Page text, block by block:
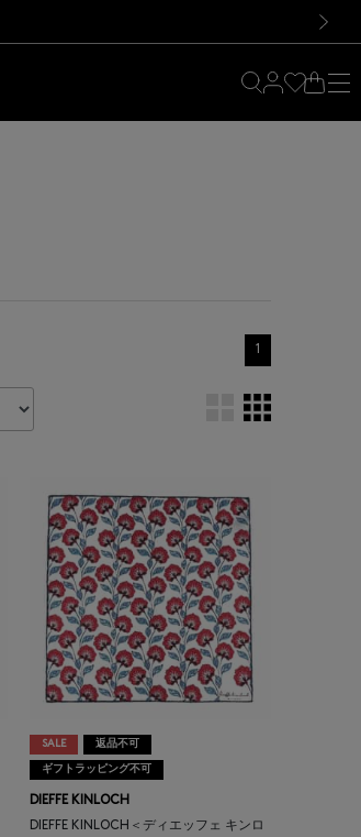
を！
を！
1
SALE 返品不可
ギフトラッピング不可
DIEFFE KINLOCH
DIEFFE KINLOCH＜ディエッフェ キンロ